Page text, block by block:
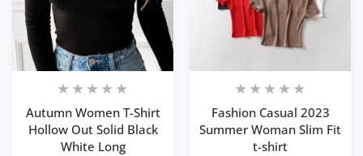
Fashion Casual 2023
Summer Woman Slim Fit
t-shirt
Autumn Women T-Shirt
Hollow Out Solid Black
White Long